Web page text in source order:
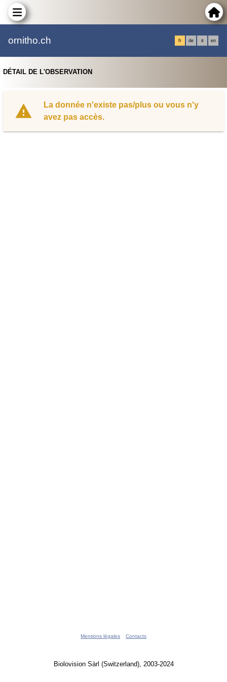
ornitho.ch fr de it en
DÉTAIL DE L'OBSERVATION
La donnée n'existe pas/plus ou vous n'y
avez pas accès.
Mentions légales Contacts
Biolovision Sàrl (Switzerland), 2003-2024